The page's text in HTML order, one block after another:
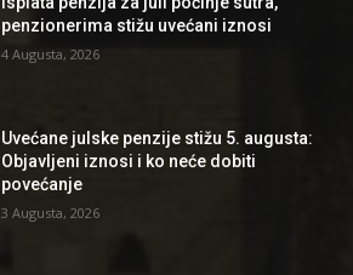
penzionerima stižu uvećani iznosi
4 Augusta, 2026
Uvećane julske penzije stižu 5. augusta:
Objavljeni iznosi i ko neće dobiti
povećanje
3 Augusta, 2026